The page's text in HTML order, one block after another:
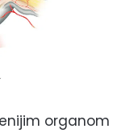
organom